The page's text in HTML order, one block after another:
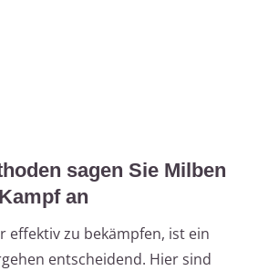
sagen Sie Milben
an
effektiv zu bekämpfen, ist ein
entscheidend. Hier sind